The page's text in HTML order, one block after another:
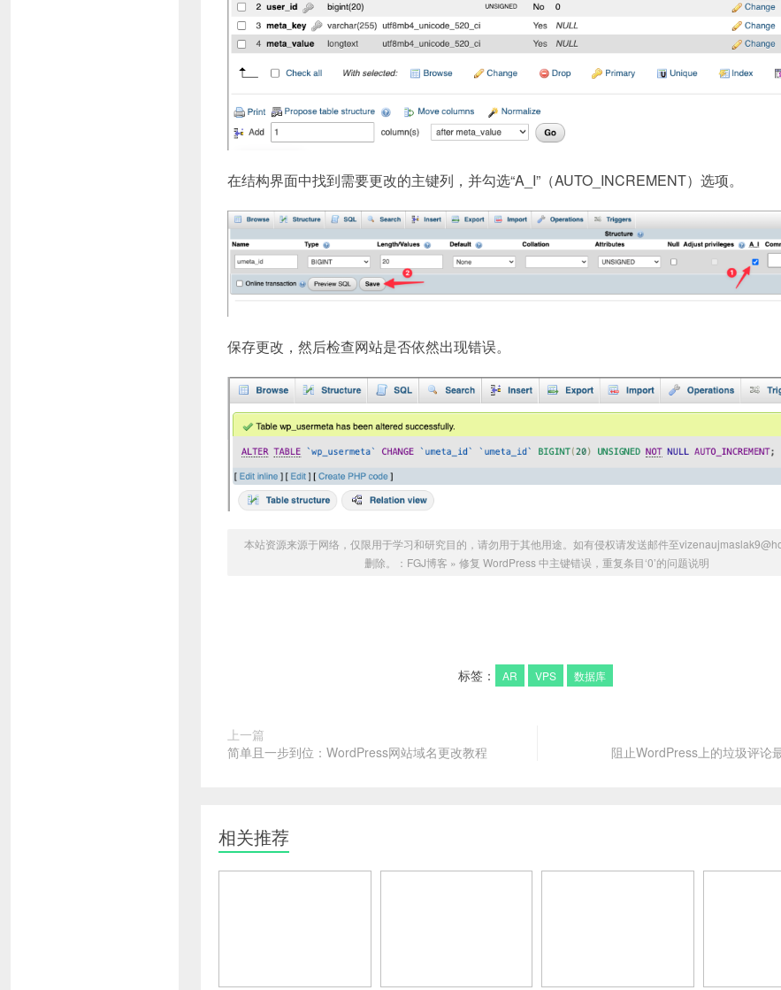
在结构界面中找到需要更改的主键列，并勾选“A_I”（AUTO_INCREMENT）选项。
保存更改，然后检查网站是否依然出现错误。
本站资源来源于网络，仅限用于学习和研究目的，请勿用于其他用途。如有侵权请发送邮件至
删除。： FGJ博客 » 修复 WordPress 中主键错误，重复条目‘0’的问题说明
标签： AR VPS 数据库
上一篇
简单且一步到位：WordPress网站域名更改教程
阻止WordPress上的垃圾评论
相关推荐